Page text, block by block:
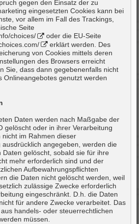
gegen den Einsatz der zu
eingesetzten Cookies kann bei
vor allem im Fall des Trackings,
Seite
choices/
oder die EU-Seite
erklärt werden. Des
von Cookies mittels deren
des Browsers erreicht
Sie, dass dann gegebenenfalls nicht
Onlineangebotes genutzt werden
Daten werden nach Maßgabe der
gelöscht oder in ihrer Verarbeitung
im Rahmen dieser
ausdrücklich angegeben, werden die
Daten gelöscht, sobald sie für ihre
mehr erforderlich sind und der
Aufbewahrungspflichten
die Daten nicht gelöscht werden, weil
zulässige Zwecke erforderlich
eingeschränkt. D.h. die Daten
für andere Zwecke verarbeitet. Das
handels- oder steuerrechtlichen
müssen.